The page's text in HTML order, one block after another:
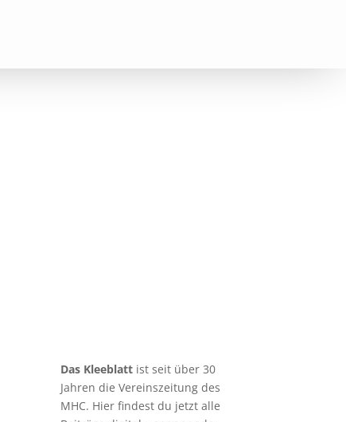
Das Kleeblatt ist seit über 30
Jahren die Vereinszeitung des
MHC. Hier findest du jetzt alle